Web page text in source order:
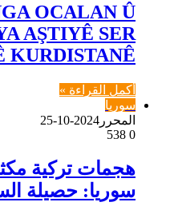
OCALAN Û
AŞTIYÊ SER
KURDISTANÊ
أكمل القراءة »
سوريا
المحرر 2024-10-25
0
هجمات تركية
سوريا: حصيلة الساعات